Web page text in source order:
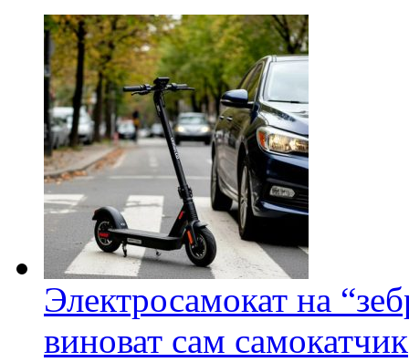
Электросамокат на
виноват сам самокатчик